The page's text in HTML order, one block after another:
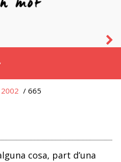
/ 665
cosa, part d’una